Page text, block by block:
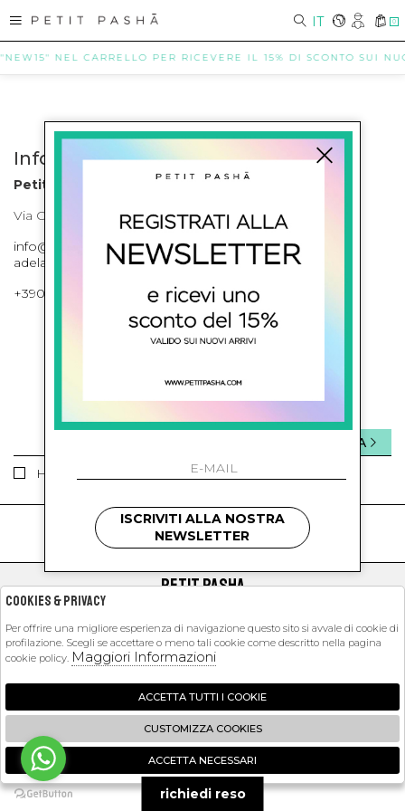
IT 0
NEL CARRELLO PER RICEVERE IL 15% DI SCONTO SUI
Info contatti
Petit Pasha
Via Cilea, 255 Napoli Corso Umberto I 301 Napoli
info@petitpasha.com, petitpasha@hotmail.it,
adelaide.petitpasha@hotmail.com
+39081643421 , +390812351280
ISCRIVITI ALLA NEWSLETTER
Ho letto ed accettato le condizioni sulla privacy.
INVIA
kids
PETIT PASHA
EXTRA
2026 Petit Pasha - P.iva : 09423341214 Powered by
Zucchetti
🍪
ISCRIVITI ALLA NOSTRA
NEWSLETTER
richiedi reso
Cookies & Privacy
Per offrire una migliore esperienza di navigazione questo sito si avvale di cookie di
profilazione. Scegli se accettare o meno tali cookie come descritto nella pagina
cookie policy. Maggiori Informazioni
ACCETTA TUTTI I COOKIE
CUSTOMIZZA COOKIES
ACCETTA NECESSARI